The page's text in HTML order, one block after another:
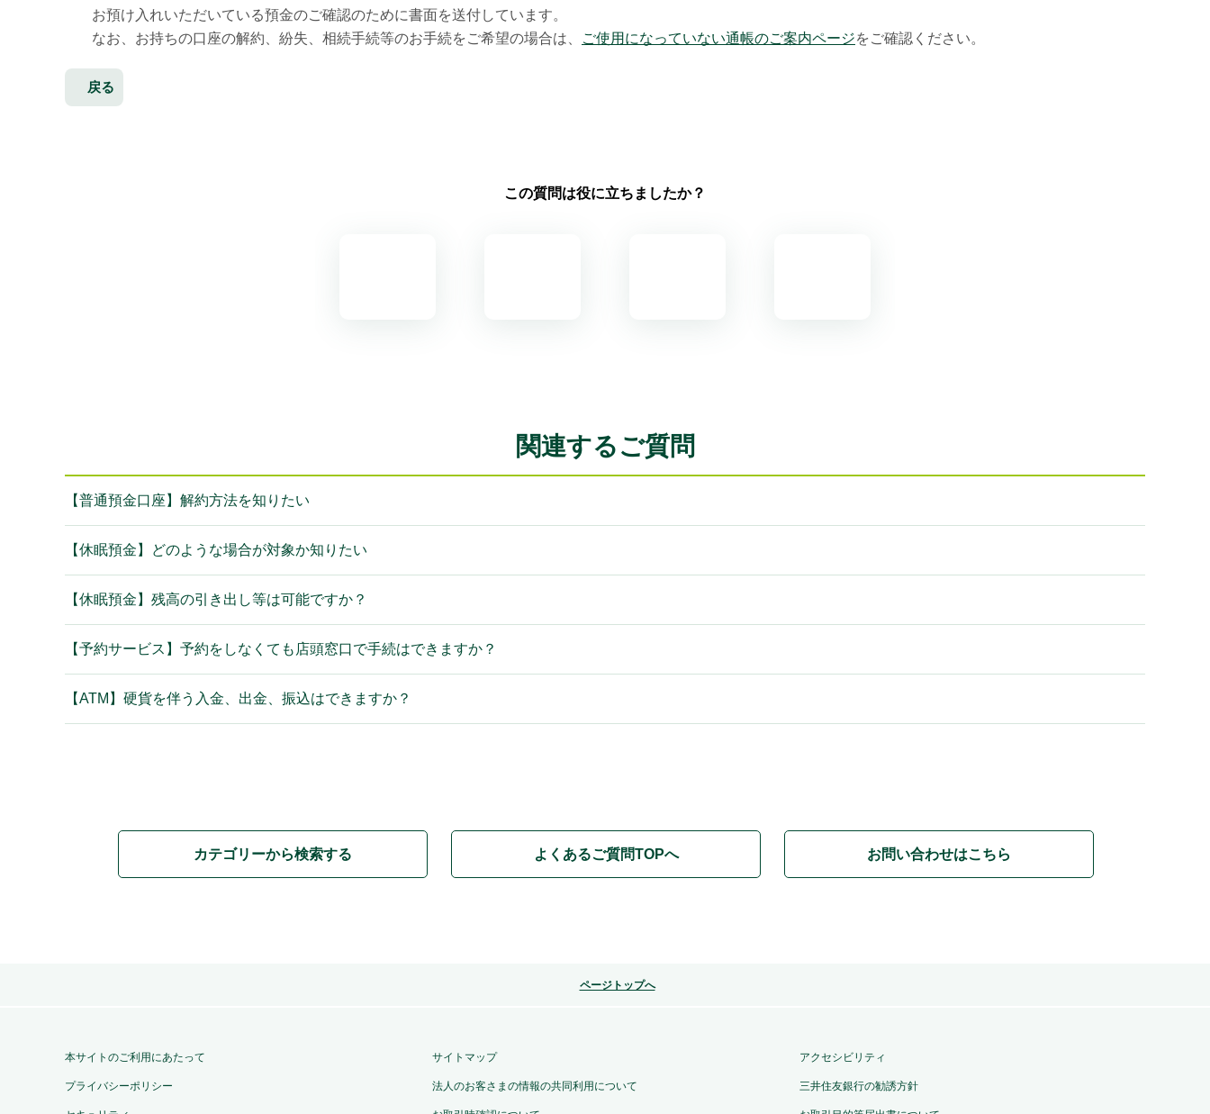
お預け入れいただいている預金のご確認のために書面を送付しています。
なお、お持ちの口座の解約、紛失、相続手続等のお手続をご希望の場合は、
ご使用になっていない通帳のご案内ページをご確認ください。
戻る
この質問は役に立ちましたか？
関連するご質問
【普通預金口座】解約方法を知りたい
【休眠預金】どのような場合が対象か知りたい
【休眠預金】残高の引き出し等は可能ですか？
【予約サービス】予約をしなくても店頭窓口で手続はできますか？
【ATM】硬貨を伴う入金、出金、振込はできますか？
カテゴリーから検索する よくあるご質問TOPへ お問い合わせはこちら
ページトップへ
本サイトのご利用にあたって サイトマップ アクセシビリティ
プライバシーポリシー 法人のお客さまの情報の共同利用について 三井住友銀行の勧誘方針